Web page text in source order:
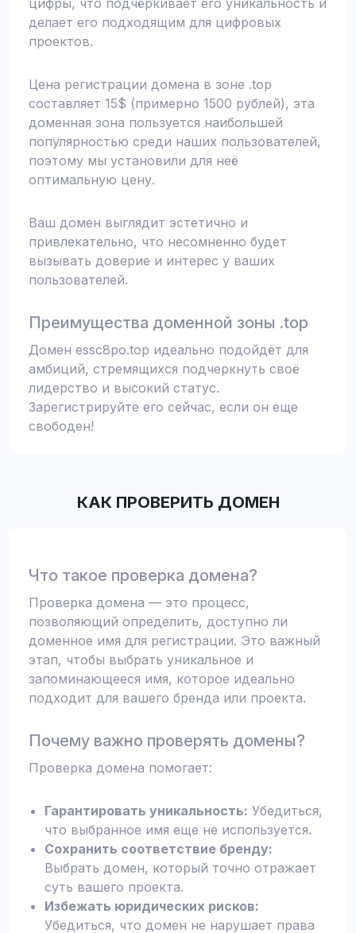
цифры, что подчёркивает его уникальность и
делает его подходящим для цифровых
проектов.
Цена регистрации домена в зоне .top
составляет 15$ (примерно 1500 рублей), эта
доменная зона пользуется наибольшей
популярностью среди наших пользователей,
поэтому мы установили для неё
оптимальную цену.
Ваш домен выглядит эстетично и
привлекательно, что несомненно будет
вызывать доверие и интерес у ваших
пользователей.
Преимущества доменной зоны .top
Домен essc8po.top идеально подойдёт для
амбиций, стремящихся подчеркнуть своё
лидерство и высокий статус.
Зарегистрируйте его сейчас, если он еще
свободен!
КАК ПРОВЕРИТЬ ДОМЕН
Что такое проверка домена?
Проверка домена — это процесс,
позволяющий определить, доступно ли
доменное имя для регистрации. Это важный
этап, чтобы выбрать уникальное и
запоминающееся имя, которое идеально
подходит для вашего бренда или проекта.
Почему важно проверять домены?
Проверка домена помогает:
Гарантировать уникальность: Убедиться,
что выбранное имя еще не используется.
Сохранить соответствие бренду:
Выбрать домен, который точно отражает
суть вашего проекта.
Избежать юридических рисков:
Убедиться, что домен не нарушает права